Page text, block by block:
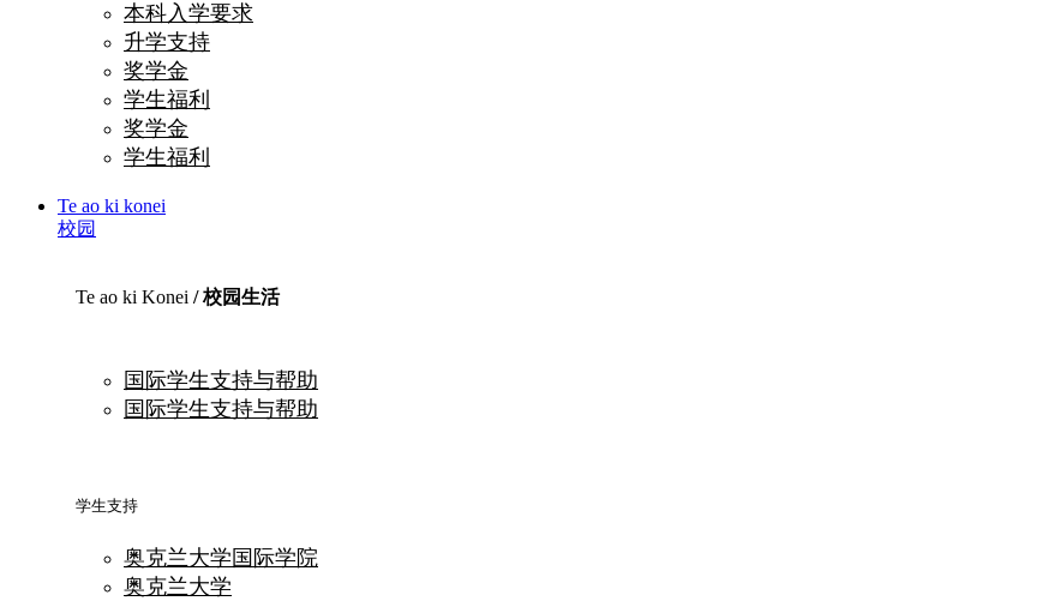
本科入学要求
升学支持
奖学金
学生福利
奖学金
学生福利
Te ao ki konei
校园
Te ao ki Konei / 校园生活
国际学生支持与帮助
国际学生支持与帮助
学生支持
奥克兰大学国际学院
奥克兰大学